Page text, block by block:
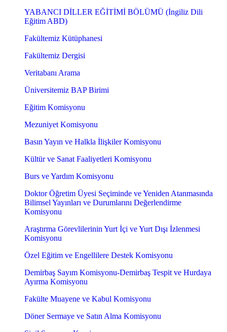
YABANCI DİLLER EĞİTİMİ BÖLÜMÜ (İngiliz Dili
Eğitim ABD)
Fakültemiz Kütüphanesi
Fakültemiz Dergisi
Veritabanı Arama
Üniversitemiz BAP Birimi
Eğitim Komisyonu
Mezuniyet Komisyonu
Basın Yayın ve Halkla İlişkiler Komisyonu
Kültür ve Sanat Faaliyetleri Komisyonu
Burs ve Yardım Komisyonu
Doktor Öğretim Üyesi Seçiminde ve Yeniden Atanmasında
Bilimsel Yayınları ve Durumlarını Değerlendirme
Komisyonu
Araştırma Görevlilerinin Yurt İçi ve Yurt Dışı İzlenmesi
Komisyonu
Özel Eğitim ve Engellilere Destek Komisyonu
Demirbaş Sayım Komisyonu-Demirbaş Tespit ve Hurdaya
Ayırma Komisyonu
Fakülte Muayene ve Kabul Komisyonu
Döner Sermaye ve Satın Alma Komisyonu